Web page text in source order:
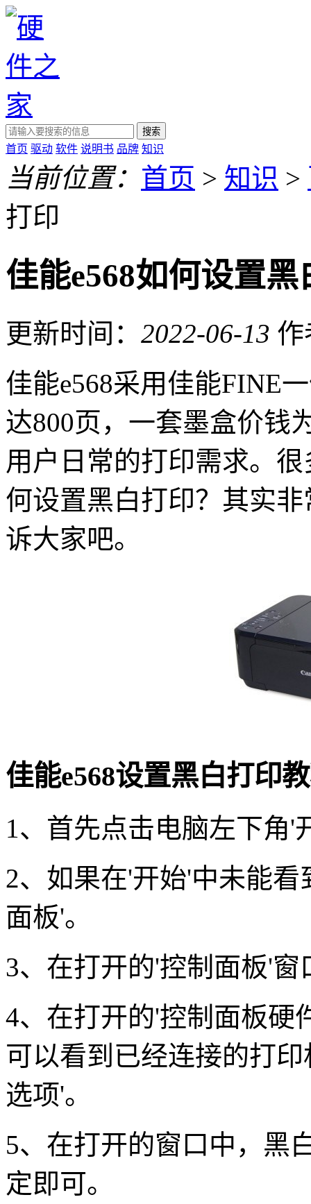
搜索
首页 驱动 软件 说明书 品牌 知识
当前位置： 首页 > 知识 >
打印
佳能e568如何设置黑
更新时间： 2022-06-13 作
佳能e568采用佳能FINE
达800页，一套墨盒价钱
用户日常的打印需求。
何设置黑白打印？其实
诉大家吧。
佳能e568设置黑白打印
1、首先点击电脑左下角'
2、如果在'开始'中未能
面板'。
3、在打开的'控制面板'
4、在打开的'控制面板硬
可以看到已经连接的打
选项'。
5、在打开的窗口中，黑
定即可。